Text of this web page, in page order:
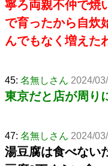
寧ろ両親不仲で焼
で育ったから自炊
んでもなく増えた
45: 名無しさん 2024/
東京だと店が周り
47: 名無しさん 2024/
湯豆腐は食べない